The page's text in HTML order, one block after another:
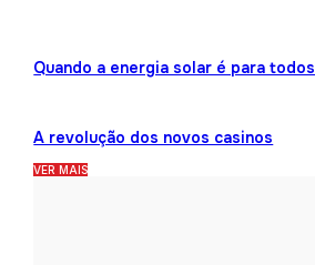
Quando a energia solar é para todos
A revolução dos novos casinos
VER MAIS